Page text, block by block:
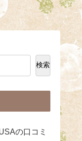
検索
の口コミ